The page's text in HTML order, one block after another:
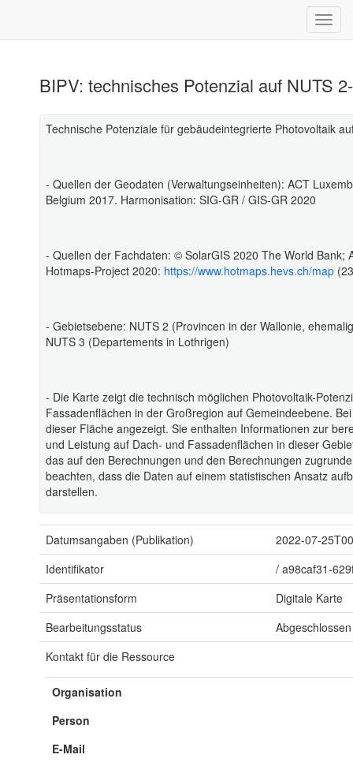
BIPV: technisches Potenzial auf NUTS
Technische Potenziale für gebäudeintegrierte Photovoltaik
- Quellen der Geodaten (Verwaltungseinheiten): ACT
Belgium 2017. Harmonisation: SIG-GR / GIS-GR 2020
- Quellen der Fachdaten: © SolarGIS 2020 The World Bank;
Hotmaps-Project 2020: https://www.hotmaps.hevs.ch/map
- Gebietsebene: NUTS 2 (Provincen in der Wallonie,
NUTS 3 (Departements in Lothrigen)
- Die Karte zeigt die technisch möglichen Photovoltaik-
Fassadenflächen in der Großregion auf Gemeindeebene.
dieser Fläche angezeigt. Sie enthalten Informationen zur
und Leistung auf Dach- und Fassadenflächen in dieser
das auf den Berechnungen und den Berechnungen
beachten, dass die Daten auf einem statistischen Ansatz
darstellen.
Datumsangaben (Publikation)
2022-07-
Identifikator
/a98caf31-
Präsentationsform
Digitale Karte
Bearbeitungsstatus
Abgeschlossen
Kontakt für die Ressource
Organisation
Person
E-Mail